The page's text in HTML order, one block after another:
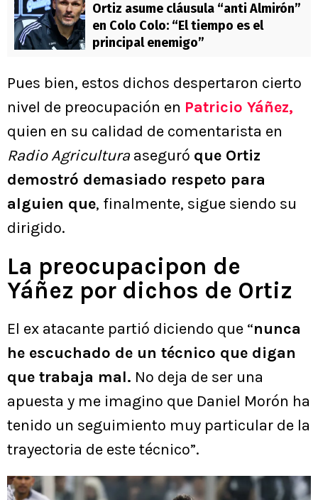
Ortiz asume cláusula “anti Almirón”
en Colo Colo: “El tiempo es el
principal enemigo”
Pues bien, estos dichos despertaron cierto
nivel de preocupación en Patricio Yáñez,
quien en su calidad de comentarista en
Radio Agricultura aseguró que Ortiz
demostró demasiado respeto para
alguien que, finalmente, sigue siendo su
dirigido.
La preocupacipon de
Yáñez por dichos de Ortiz
El ex atacante partió diciendo que “nunca
he escuchado de un técnico que digan
que trabaja mal. No deja de ser una
apuesta y me imagino que Daniel Morón ha
tenido un seguimiento muy particular de la
trayectoria de este técnico”.